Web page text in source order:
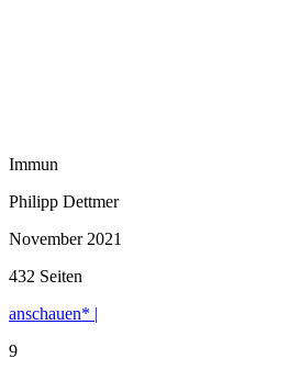
Immun
Philipp Dettmer
November 2021
432 Seiten
anschauen* |
9